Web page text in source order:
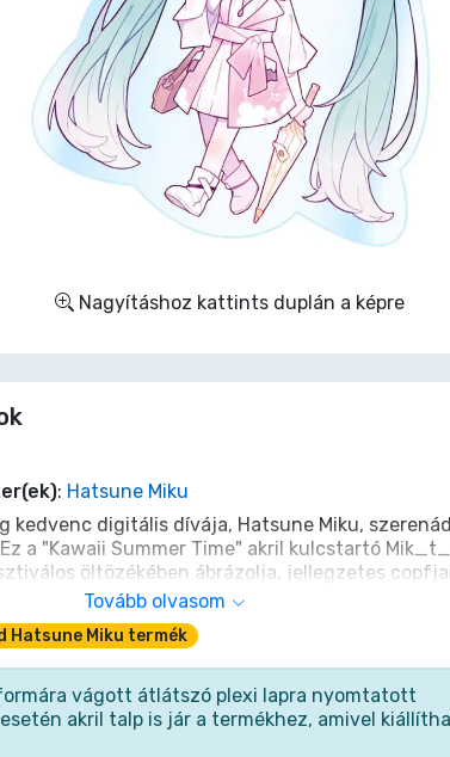
Nagyításhoz kattints duplán a képre
: Hatsune Miku
kedvenc digitális dívája, Hatsune Miku,
a "Kawaii Summer Time" akril kulcstartó Mik_t_
öltözékében ábrázolja, jellegzetes
tiszta, napfényes hangulatot sugározva.
a kulcsaidra vagy táskádra, és vigyél magaddal
és vidám dallamokat! Ne csak kiegészíts,
hagyd, hogy Miku varázslatos jelenléte minden
és a dal színpadává változtasson!
Tovább olvasom
Hatsune Miku termék
vágott átlátszó plexi lapra nyomtatott
akril talp is jár a termékhez, amivel